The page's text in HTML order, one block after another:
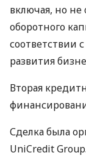
включая, но
оборотного
соответствии
развития
Вторая
Сделка была
UniCredit Group.